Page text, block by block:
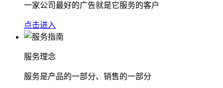
一家公司最好的广告就是它服务的客户
点击进入
服务理念
服务是产品的一部分、销售的一部分